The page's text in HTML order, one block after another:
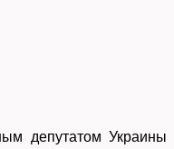
депутатом Украины